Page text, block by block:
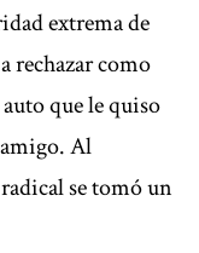
extrema de
rechazar como
que le quiso
Al
se tomó un